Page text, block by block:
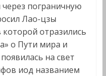
пограничную
Лао-цзы
которой отразились
о Пути мира и
на свет
иод названием